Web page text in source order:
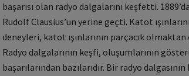
başarısı olan radyo dalgalarını keşfetti.
Rudolf Clausius’un yerine geçti. Katot
deneyleri, katot ışınlarının parçacık
Radyo dalgalarının keşfi, oluşumlarının
başarılarından bazılarıdır. Bir radyo dalgasının